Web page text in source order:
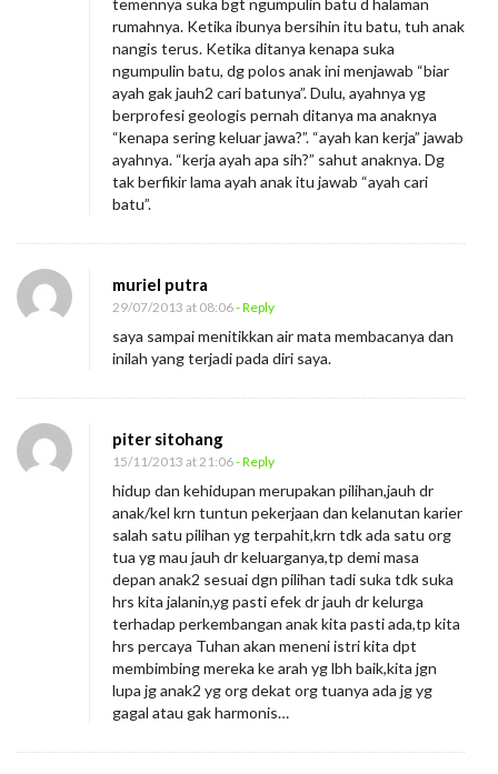
temennya suka bgt ngumpulin batu d halaman
rumahnya. Ketika ibunya bersihin itu batu, tuh anak
nangis terus. Ketika ditanya kenapa suka
ngumpulin batu, dg polos anak ini menjawab “biar
ayah gak jauh2 cari batunya”. Dulu, ayahnya yg
berprofesi geologis pernah ditanya ma anaknya
“kenapa sering keluar jawa?”. “ayah kan kerja” jawab
ayahnya. “kerja ayah apa sih?” sahut anaknya. Dg
tak berfikir lama ayah anak itu jawab “ayah cari
batu”.
muriel putra
29/07/2013 at 08:06- Reply
saya sampai menitikkan air mata membacanya dan
inilah yang terjadi pada diri saya.
piter sitohang
15/11/2013 at 21:06- Reply
hidup dan kehidupan merupakan pilihan,jauh dr
anak/kel krn tuntun pekerjaan dan kelanutan karier
salah satu pilihan yg terpahit,krn tdk ada satu org
tua yg mau jauh dr keluarganya,tp demi masa
depan anak2 sesuai dgn pilihan tadi suka tdk suka
hrs kita jalanin,yg pasti efek dr jauh dr kelurga
terhadap perkembangan anak kita pasti ada,tp kita
hrs percaya Tuhan akan meneni istri kita dpt
membimbing mereka ke arah yg lbh baik,kita jgn
lupa jg anak2 yg org dekat org tuanya ada jg yg
gagal atau gak harmonis…